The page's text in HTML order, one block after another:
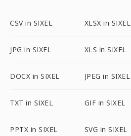
CSV in SIXEL XLSX in SIXEL
JPG in SIXEL XLS in SIXEL
DOCX in SIXEL JPEG in SIXEL
TXT in SIXEL GIF in SIXEL
PPTX in SIXEL SVG in SIXEL